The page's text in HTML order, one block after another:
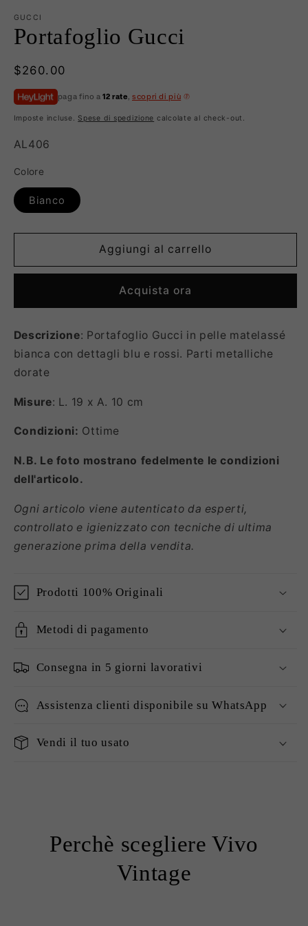
GUCCI
Portafoglio Gucci
Prezzo
di
listino
$260.00
paga fino a12 rate scopri di più
Imposte incluse. Spese di spedizione calcolate al check-out.
SKU:
AL406
Colore
Bianco
Aggiungi al carrello
Acquista ora
Descrizione: Portafoglio Gucci in pelle matelassé
bianca con dettagli blu e rossi. Parti metalliche
dorate
Misure: L. 19 x A. 10 cm
Condizioni: Ottime
N.B. Le foto mostrano fedelmente le condizioni
dell'articolo.
Ogni articolo viene autenticato da esperti,
controllato e igienizzato con tecniche di ultima
generazione prima della vendita.
Prodotti 100% Originali
Metodi di pagamento
Consegna in 5 giorni lavorativi
Assistenza clienti disponibile su WhatsApp
Vendi il tuo usato
Perchè scegliere Vivo
Vintage